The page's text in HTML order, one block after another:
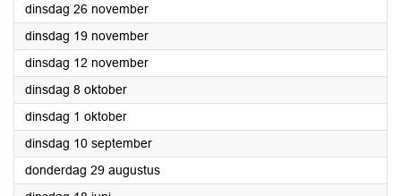
dinsdag 26 november2024
dinsdag 19 november2024
dinsdag 12 november2024
dinsdag 8 oktober2024
dinsdag 1 oktober2024
dinsdag 10 september2024
donderdag 29 augustus2024